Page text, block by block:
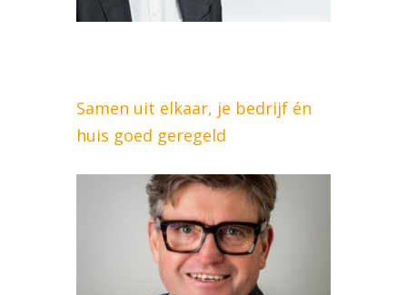
Samen uit elkaar, je bedrijf én
huis goed geregeld